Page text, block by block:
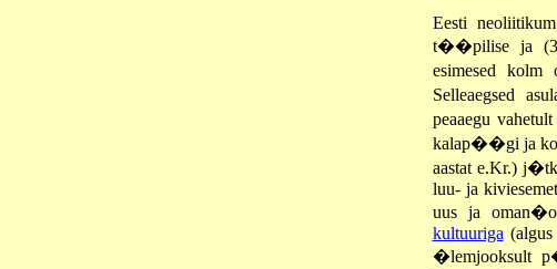
Eesti
t��pilise ja (3)
esimesed kolm
Selleaegsed
peaaegu
kalap��gi ja
aastat e.Kr.)
luu- ja
uus ja
kultuuriga
�lemjooksult